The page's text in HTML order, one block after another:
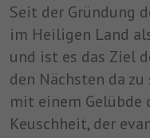
Seit der Gründung
im Heiligen Land
und ist es das Ziel
den Nächsten da
mit einem
Keuschheit, der